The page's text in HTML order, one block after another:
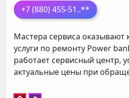
+7 (880) 455-51..**
Мастера сервиса оказывают
услуги по ремонту Power
работает сервисный центр,
актуальные цены при